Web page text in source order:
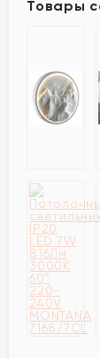
Товары